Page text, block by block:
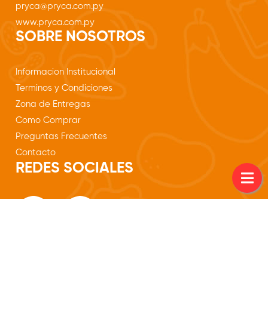
pryca@pryca.com.py
www.pryca.com.py
SOBRE NOSOTROS
Informacion Institucional
Terminos y Condiciones
Zona de Entregas
Como Comprar
Preguntas Frecuentes
Contacto
REDES SOCIALES